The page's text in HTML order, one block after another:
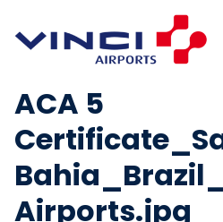
ACA 5
Airports.jpg